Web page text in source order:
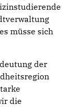
müsse sich
der
die